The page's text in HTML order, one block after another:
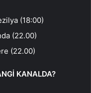
(18:00)
(22.00)
(22.00)
KANALDA?